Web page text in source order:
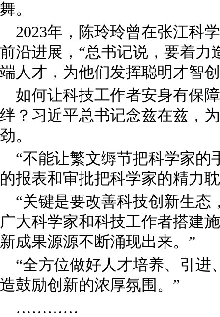
舞。
2023年，陈玲玲曾在张江科
前沿进展，“总书记说，要着力
端人才，为他们发挥聪明才智
如何让科技工作者安身有保
绊？习近平总书记念兹在兹，
劲。
“不能让繁文缛节把科学家的
的报表和审批把科学家的精力
“关键是要改善科技创新生态
广大科学家和科技工作者搭建
新成果源源不断涌现出来。”
“全方位做好人才培养、引进
造鼓励创新的浓厚氛围。”
…………